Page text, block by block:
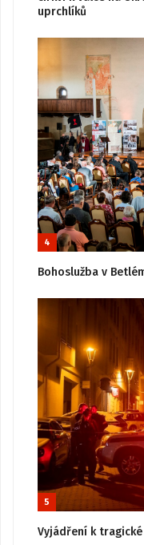
uprchlíků
4
Bohoslužba v
5
Vyjádření k